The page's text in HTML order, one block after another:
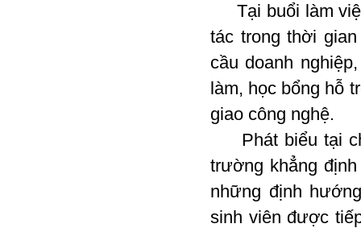
Tại buổi làm
tác trong thời
cầu doanh
làm, học bổng hỗ
giao công nghệ.
Phát biểu tại
trường khẳng
những định
sinh viên được